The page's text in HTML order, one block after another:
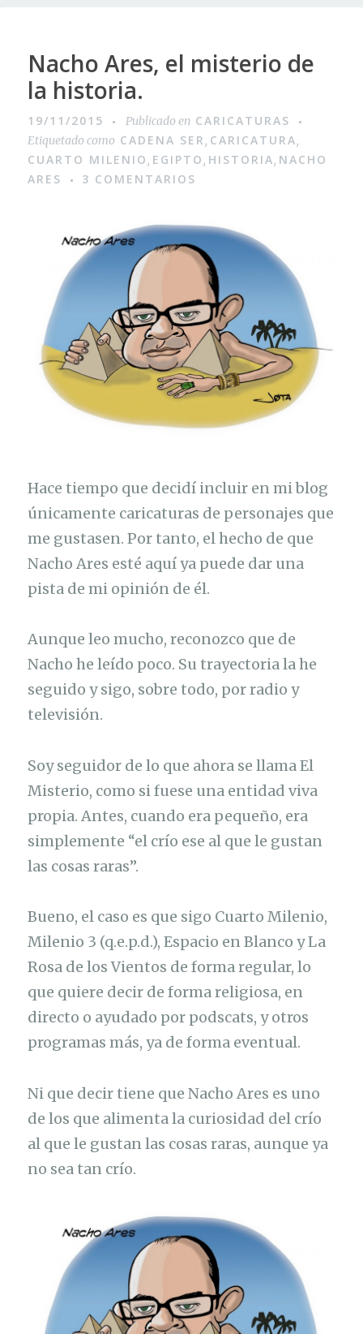
Nacho Ares, el misterio de
la historia.
19/11/2015 Publicado en CARICATURAS
Etiquetado como CADENA SER, CARICATURA,
CUARTO MILENIO, EGIPTO, HISTORIA, NACHO
ARES
3 COMENTARIOS
Hace tiempo que decidí incluir en mi blog
únicamente caricaturas de personajes que
me gustasen. Por tanto, el hecho de que
Nacho Ares esté aquí ya puede dar una
pista de mi opinión de él.
Aunque leo mucho, reconozco que de
Nacho he leído poco. Su trayectoria la he
seguido y sigo, sobre todo, por radio y
televisión.
Soy seguidor de lo que ahora se llama El
Misterio, como si fuese una entidad viva
propia. Antes, cuando era pequeño, era
simplemente “el crío ese al que le gustan
las cosas raras”.
Bueno, el caso es que sigo Cuarto Milenio,
Milenio 3 (q.e.p.d.), Espacio en Blanco y La
Rosa de los Vientos de forma regular, lo
que quiere decir de forma religiosa, en
directo o ayudado por podscats, y otros
programas más, ya de forma eventual.
Ni que decir tiene que Nacho Ares es uno
de los que alimenta la curiosidad del crío
al que le gustan las cosas raras, aunque ya
no sea tan crío.